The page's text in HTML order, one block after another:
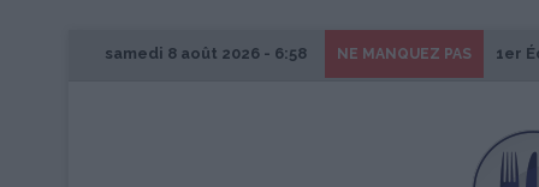
samedi 8 août 2026 - 6:58 NE MANQUEZ PAS 1er